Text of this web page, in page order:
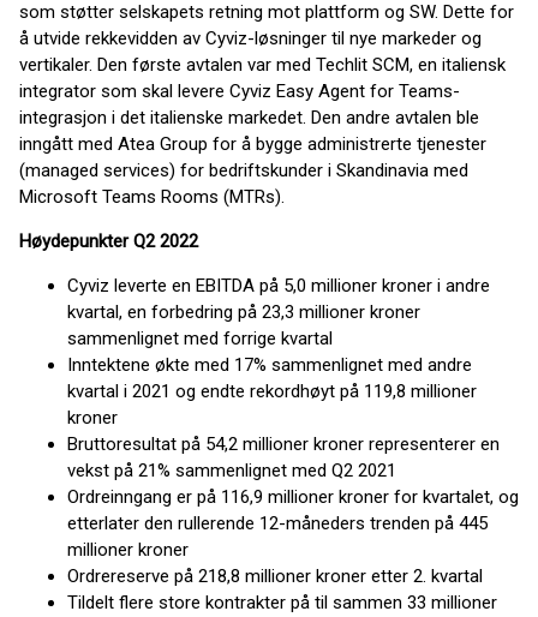
som støtter selskapets retning mot plattform og SW. Dette for
å utvide rekkevidden av Cyviz-løsninger til nye markeder og
vertikaler. Den første avtalen var med Techlit SCM, en italiensk
integrator som skal levere Cyviz Easy Agent for Teams-
integrasjon i det italienske markedet. Den andre avtalen ble
inngått med Atea Group for å bygge administrerte tjenester
(managed services) for bedriftskunder i Skandinavia med
Microsoft Teams Rooms (MTRs).
Høydepunkter Q2 2022
Cyviz leverte en EBITDA på 5,0 millioner kroner i andre
kvartal, en forbedring på 23,3 millioner kroner
sammenlignet med forrige kvartal
Inntektene økte med 17% sammenlignet med andre
kvartal i 2021 og endte rekordhøyt på 119,8 millioner
kroner
Bruttoresultat på 54,2 millioner kroner representerer en
vekst på 21% sammenlignet med Q2 2021
Ordreinngang er på 116,9 millioner kroner for kvartalet, og
etterlater den rullerende 12-måneders trenden på 445
millioner kroner
Ordrereserve på 218,8 millioner kroner etter 2. kvartal
Tildelt flere store kontrakter på til sammen 33 millioner